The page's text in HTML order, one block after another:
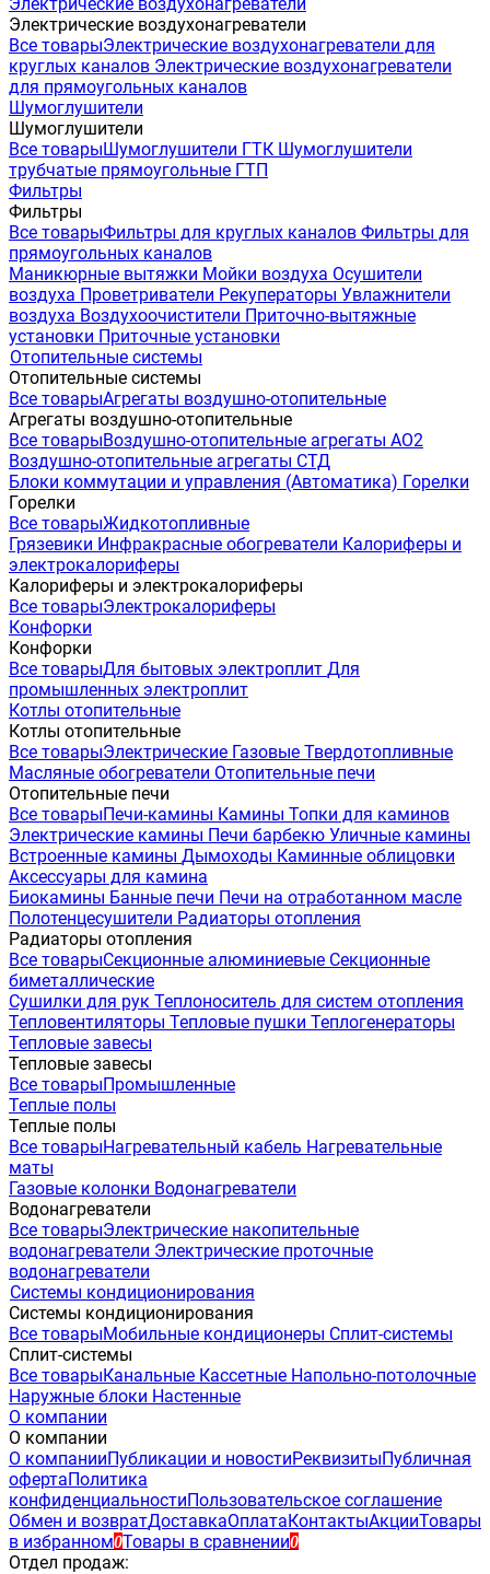
Электрические воздухонагреватели
Все товарыЭлектрические воздухонагреватели для
круглых каналов Электрические воздухонагреватели
для прямоугольных каналов
Шумоглушители
Шумоглушители
Все товарыШумоглушители ГТК Шумоглушители
трубчатые прямоугольные ГТП
Фильтры
Фильтры
Все товарыФильтры для круглых каналов Фильтры для
прямоугольных каналов
Маникюрные вытяжки Мойки воздуха Осушители
воздуха Проветриватели Рекуператоры Увлажнители
воздуха Воздухоочистители Приточно-вытяжные
установки Приточные установки
Отопительные системы
Отопительные системы
Все товарыАгрегаты воздушно-отопительные
Агрегаты воздушно-отопительные
Все товарыВоздушно-отопительные агрегаты АО2
Воздушно-отопительные агрегаты СТД
Блоки коммутации и управления (Автоматика) Горелки
Горелки
Все товарыЖидкотопливные
Грязевики Инфракрасные обогреватели Калориферы и
электрокалориферы
Калориферы и электрокалориферы
Все товарыЭлектрокалориферы
Конфорки
Конфорки
Все товарыДля бытовых электроплит Для
промышленных электроплит
Котлы отопительные
Котлы отопительные
Все товарыЭлектрические Газовые Твердотопливные
Масляные обогреватели Отопительные печи
Отопительные печи
Все товарыПечи-камины Камины Топки для каминов
Электрические камины Печи барбекю Уличные камины
Встроенные камины Дымоходы Каминные облицовки
Аксессуары для камина
Биокамины Банные печи Печи на отработанном масле
Полотенцесушители Радиаторы отопления
Радиаторы отопления
Все товарыСекционные алюминиевые Секционные
биметаллические
Сушилки для рук Теплоноситель для систем отопления
Тепловентиляторы Тепловые пушки Теплогенераторы
Тепловые завесы
Тепловые завесы
Все товарыПромышленные
Теплые полы
Теплые полы
Все товарыНагревательный кабель Нагревательные
маты
Газовые колонки Водонагреватели
Водонагреватели
Все товарыЭлектрические накопительные
водонагреватели Электрические проточные
водонагреватели
Системы кондиционирования
Системы кондиционирования
Все товарыМобильные кондиционеры Сплит-системы
Сплит-системы
Все товарыКанальные Кассетные Напольно-потолочные
Наружные блоки Настенные
О компании
О компании
О компанииПубликации и новостиРеквизитыПубличная
офертаПолитика
конфиденциальностиПользовательское соглашение
Обмен и возвратДоставкаОплатаКонтактыАкцииТовары
в избранном0Товары в сравнении0
Отдел продаж: